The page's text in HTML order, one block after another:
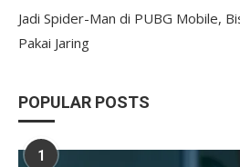
Jadi Spider-Man di PUBG Mobile,
Pakai Jaring
POPULAR POSTS
1